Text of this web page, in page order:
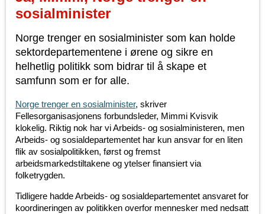
sosialminister
Norge trenger en sosialminister som kan holde
sektordepartementene i ørene og sikre en
helhetlig politikk som bidrar til å skape et
samfunn som er for alle.
Norge trenger en sosialminister, skriver
Fellesorganisasjonens forbundsleder, Mimmi Kvisvik
klokelig. Riktig nok har vi Arbeids- og sosialministeren, men
Arbeids- og sosialdepartementet har kun ansvar for en liten
flik av sosialpolitikken, først og fremst
arbeidsmarkedstiltakene og ytelser finansiert via
folketrygden.
Tidligere hadde Arbeids- og sosialdepartementet ansvaret for
koordineringen av politikken overfor mennesker med nedsatt